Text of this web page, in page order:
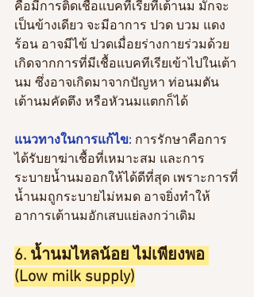
คือมีการติดเชื้อแบคทีเรียที่เต้านม มักจะ
เป็นข้างเดียว จะมีอาการ ปวด บวม แดง
ร้อน อาจมีไข้ ปวดเมื่อยร่างกายร่วมด้วย
เกิดจากการที่มีเชื้อแบคทีเรียเข้าไปในเต้า
นม ซึ่งอาจเกิดมาจากปัญหา ท่อนมตัน
เต้านมคัดตึง หรือหัวนมแตกก็ได้
แนวทางในการแก้ไข: การรักษาคือการ
ได้รับยาฆ่าเชื้อที่เหมาะสม และการ
ระบายน้ำนมออกให้ได้ดีที่สุด เพราะการที่
น้ำนมถูกระบายไม่หมด อาจยิ่งทำให้
อาการเต้านมอักเสบแย่ลงกว่าเดิม
6. น้ำนมไหลน้อย ไม่เพียงพอ
(Low milk supply)